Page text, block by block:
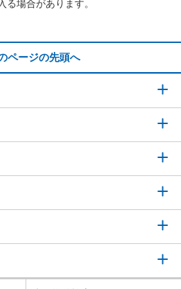
る場合があります。
ページの先頭へ